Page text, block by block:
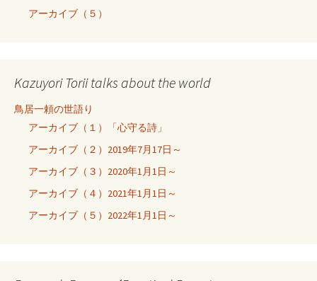
アーカイブ（５）
Kazuyori Torii talks about the world
鳥居一頼の世語り
アーカイブ（１）「心守る詩」
アーカイブ（２）2019年7月17日～
アーカイブ（３）2020年1月1日～
アーカイブ（４）2021年1月1日～
アーカイブ（５）2022年1月1日～